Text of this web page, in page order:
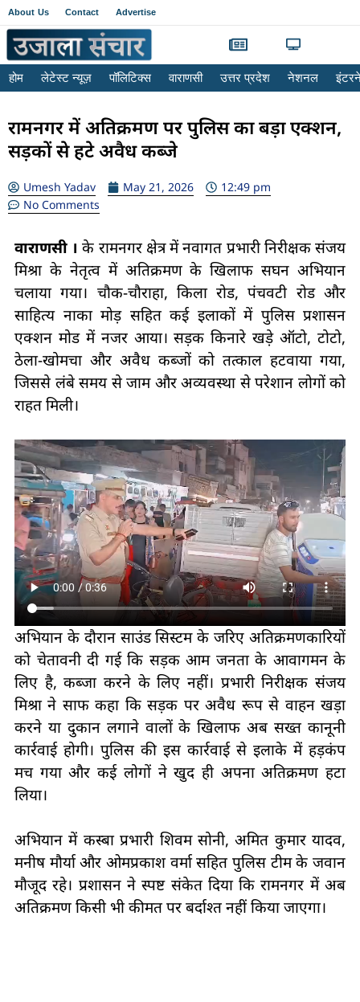
About Us Contact Advertise
होम लेटेस्ट न्यूज़ पॉलिटिक्स वाराणसी उत्तर प्रदेश नेशनल
रामनगर में अतिक्रमण पर पुलिस का बड़ा एक्शन,
सड़कों से हटे अवैध कब्जे
Umesh Yadav May 21, 2026
12:49 pm
No Comments
वाराणसी ।के रामनगर क्षेत्र में नवागत प्रभारी निरीक्षक संजय
मिश्रा के नेतृत्व में अतिक्रमण के खिलाफ सघन अभियान
चलाया गया। चौक-चौराहा, किला रोड, पंचवटी रोड और
साहित्य नाका मोड़ सहित कई इलाकों में पुलिस प्रशासन
एक्शन मोड में नजर आया। सड़क किनारे खड़े ऑटो, टोटो,
ठेला-खोमचा और अवैध कब्जों को तत्काल हटवाया गया,
जिससे लंबे समय से जाम और अव्यवस्था से परेशान लोगों को
राहत मिली।
अभियान के दौरान साउंड सिस्टम के जरिए अतिक्रमणकारियों
को चेतावनी दी गई कि सड़क आम जनता के आवागमन के
लिए है, कब्जा करने के लिए नहीं। प्रभारी निरीक्षक संजय
मिश्रा ने साफ कहा कि सड़क पर अवैध रूप से वाहन खड़ा
करने या दुकान लगाने वालों के खिलाफ अब सख्त कानूनी
कार्रवाई होगी। पुलिस की इस कार्रवाई से इलाके में हड़कंप
मच गया और कई लोगों ने खुद ही अपना अतिक्रमण हटा
लिया।
अभियान में कस्बा प्रभारी शिवम सोनी, अमित कुमार यादव,
मनीष मौर्या और ओमप्रकाश वर्मा सहित पुलिस टीम के जवान
मौजूद रहे। प्रशासन ने स्पष्ट संकेत दिया कि रामनगर में अब
अतिक्रमण किसी भी कीमत पर बर्दाश्त नहीं किया जाएगा।